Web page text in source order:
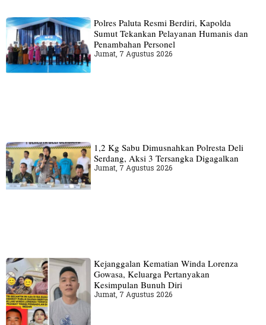
Polres Paluta Resmi Berdiri, Kapolda
Sumut Tekankan Pelayanan Humanis dan
Penambahan Personel
Jumat, 7 Agustus 2026
1,2 Kg Sabu Dimusnahkan Polresta Deli
Serdang, Aksi 3 Tersangka Digagalkan
Jumat, 7 Agustus 2026
Kejanggalan Kematian Winda Lorenza
Gowasa, Keluarga Pertanyakan
Kesimpulan Bunuh Diri
Jumat, 7 Agustus 2026